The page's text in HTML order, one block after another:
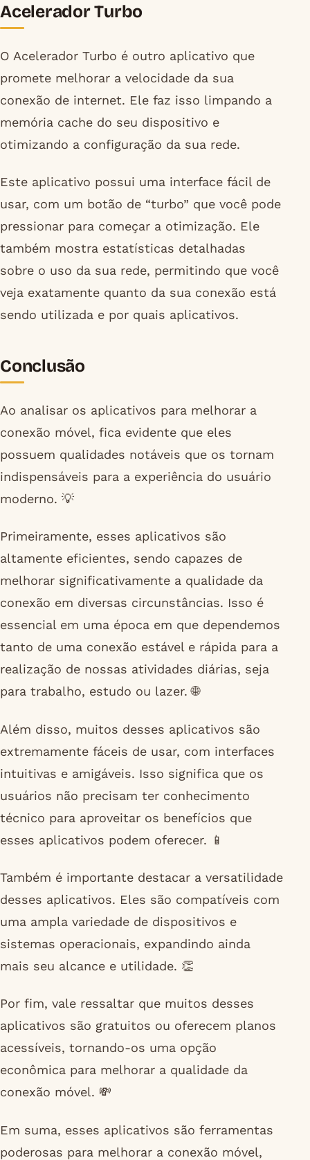
Acelerador Turbo
O Acelerador Turbo é outro aplicativo que
promete melhorar a velocidade da sua
conexão de internet. Ele faz isso limpando a
memória cache do seu dispositivo e
otimizando a configuração da sua rede.
Este aplicativo possui uma interface fácil de
usar, com um botão de “turbo” que você pode
pressionar para começar a otimização. Ele
também mostra estatísticas detalhadas
sobre o uso da sua rede, permitindo que você
veja exatamente quanto da sua conexão está
sendo utilizada e por quais aplicativos.
Conclusão
Ao analisar os aplicativos para melhorar a
conexão móvel, fica evidente que eles
possuem qualidades notáveis que os tornam
indispensáveis para a experiência do usuário
moderno. 💡
Primeiramente, esses aplicativos são
altamente eficientes, sendo capazes de
melhorar significativamente a qualidade da
conexão em diversas circunstâncias. Isso é
essencial em uma época em que dependemos
tanto de uma conexão estável e rápida para a
realização de nossas atividades diárias, seja
para trabalho, estudo ou lazer. 🌐
Além disso, muitos desses aplicativos são
extremamente fáceis de usar, com interfaces
intuitivas e amigáveis. Isso significa que os
usuários não precisam ter conhecimento
técnico para aproveitar os benefícios que
esses aplicativos podem oferecer. 📱
Também é importante destacar a versatilidade
desses aplicativos. Eles são compatíveis com
uma ampla variedade de dispositivos e
sistemas operacionais, expandindo ainda
mais seu alcance e utilidade. 👏
Por fim, vale ressaltar que muitos desses
aplicativos são gratuitos ou oferecem planos
acessíveis, tornando-os uma opção
econômica para melhorar a qualidade da
conexão móvel. 💸
Em suma, esses aplicativos são ferramentas
poderosas para melhorar a conexão móvel,